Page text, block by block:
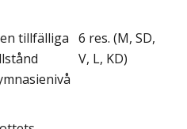
tillfälliga 6 res. (M, SD,
V, L, KD)